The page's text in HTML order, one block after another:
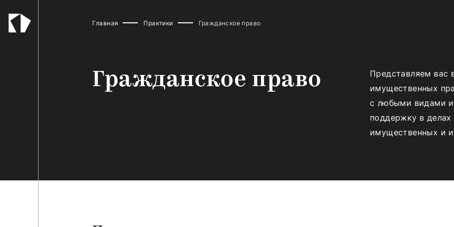
Главная Практики Гражданское право
Гражданское право
Представляем вас
имущественных
с любыми видами
поддержку в
имущественных и